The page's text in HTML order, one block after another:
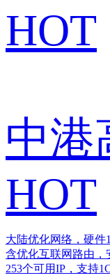
HOT
中港
HOT
大陆优化网络，硬件
含优化互联网路由，
253个可用IP，支持